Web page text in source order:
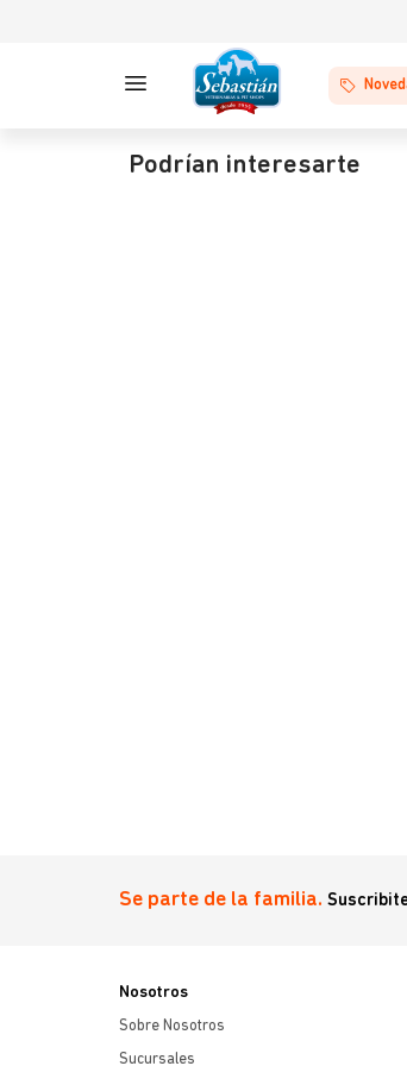
Podrían interesarte
Se parte de la familia.
Nosotros
Sobre Nosotros
Sucursales